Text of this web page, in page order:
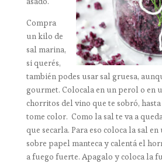
Compra
un kilo de
sal marina,
si querés,
también podes usar sal gruesa,
gourmet. Colocala en un perol o en
chorritos del vino que te sobró,
tome color. Como la sal te va a
que secarla. Para eso coloca la sal
sobre papel manteca y calentá el
a fuego fuerte. Apagalo y coloca la